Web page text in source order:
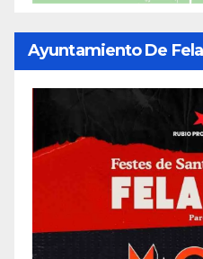
Ayuntamiento De